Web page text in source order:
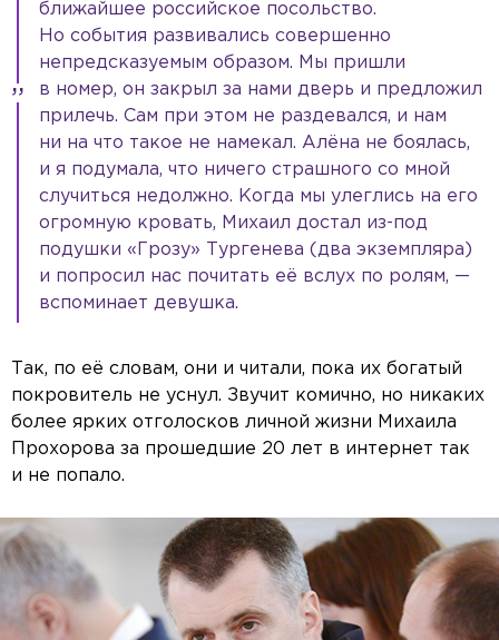
ближайшее российское посольство.
Но события развивались совершенно
непредсказуемым образом. Мы пришли
в номер, он закрыл за нами дверь и предложил
прилечь. Сам при этом не раздевался, и нам
ни на что такое не намекал. Алёна не боялась,
и я подумала, что ничего страшного со мной
случиться недолжно. Когда мы улеглись на его
огромную кровать, Михаил достал из-под
подушки «Грозу» Тургенева (два экземпляра)
и попросил нас почитать её вслух по ролям, —
вспоминает девушка.
Так, по её словам, они и читали, пока их богатый
покровитель не уснул. Звучит комично, но никаких
более ярких отголосков личной жизни Михаила
Прохорова за прошедшие 20 лет в интернет так
и не попало.